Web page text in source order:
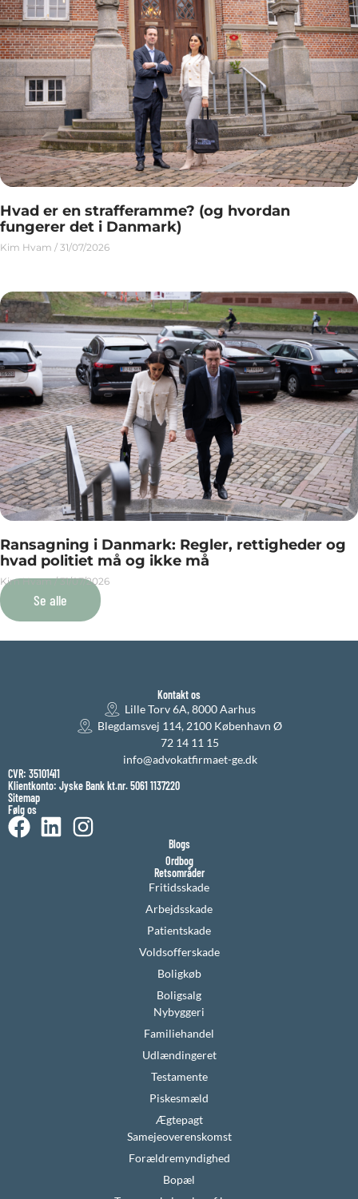
Se alle
Hvad er en strafferamme? (og hvordan
fungerer det i Danmark)
Kim Hvam 31/07/2026
Ransagning i Danmark: Regler, rettigheder og
hvad politiet må og ikke må
Kim Hvam 31/07/2026
Kontakt os
Lille Torv 6A, 8000 Aarhus
Blegdamsvej 114, 2100 København Ø
72 14 11 15
info@advokatfirmaet-ge.dk
CVR: 35101411
Klientkonto: Jyske Bank kt.nr. 5061 1137220
Sitemap
Følg os
Blogs
Ordbog
Retsområder
Fritidsskade
Arbejdsskade
Patientskade
Voldsofferskade
Boligkøb
Boligsalg
Nybyggeri
Familiehandel
Udlændingeret
Testamente
Piskesmæld
Ægtepagt
Samejeoverenskomst
Forældremyndighed
Bopæl